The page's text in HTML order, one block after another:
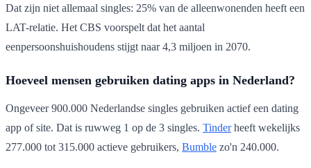
Dat zijn niet allemaal singles: 25% van de alleenwonenden heeft een
LAT-relatie. Het CBS voorspelt dat het aantal
eenpersoonshuishoudens stijgt naar 4,3 miljoen in 2070.
Hoeveel mensen gebruiken dating apps in Nederland?
Ongeveer 900.000 Nederlandse singles gebruiken actief een dating
app of site. Dat is ruwweg 1 op de 3 singles. Tinderheeft wekelijks
277.000 tot 315.000 actieve gebruikers, Bumble zo'n 240.000.